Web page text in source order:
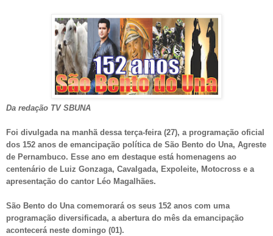
Da redação TV SBUNA
Foi divulgada na manhã dessa terça-feira (27), a programação oficial
dos 152 anos de emancipação política de São Bento do Una, Agreste
de Pernambuco. Esse ano em destaque está homenagens ao
centenário de Luiz Gonzaga, Cavalgada, Expoleite, Motocross e a
apresentação do cantor Léo Magalhães.
São Bento do Una comemorará os seus 152 anos com uma
programação diversificada, a abertura do mês da emancipação
acontecerá neste domingo (01).